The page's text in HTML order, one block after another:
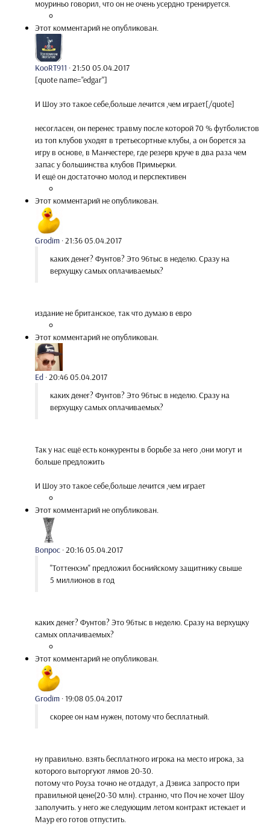
моуриньо говорил, что он не очень усердно тренируется.
Этот комментарий не опубликован.
KooRT911 ·21:50 05.04.2017
[quote name="edgar"]
И Шоу это такое себе,больше лечится ,чем играет[/quote]
несогласен, он перенес травму после которой 70 % футболистов
из топ клубов уходят в третьесортные клубы, а он борется за
игру в основе, в Манчестере, где резерв круче в два раза чем
запас у большинства клубов Примьерки.
И ещё он достаточно молод и перспективен
Этот комментарий не опубликован.
Grodim ·21:36 05.04.2017
каких денег? Фунтов? Это 96тыс в неделю. Сразу на
верхущку самых оплачиваемых?
издание не британское, так что думаю в евро
Этот комментарий не опубликован.
Ed ·20:46 05.04.2017
каких денег? Фунтов? Это 96тыс в неделю. Сразу на
верхущку самых оплачиваемых?
Так у нас ещё есть конкуренты в борьбе за него ,они могут и
больше предложить
И Шоу это такое себе,больше лечится ,чем играет
Этот комментарий не опубликован.
Вопрос ·20:16 05.04.2017
"Тоттенхэм" предложил боснийскому защитнику свыше
5 миллионов в год
каких денег? Фунтов? Это 96тыс в неделю. Сразу на верхущку
самых оплачиваемых?
Этот комментарий не опубликован.
Grodim ·19:08 05.04.2017
скорее он нам нужен, потому что бесплатный.
ну правильно. взять бесплатного игрока на место игрока, за
которого выторгуют лямов 20-30.
потому что Роуза точно не отдадут, а Дэвиса запросто при
правильной цене(20-30 млн). странно, что Поч не хочет Шоу
заполучить. у него же следующим летом контракт истекает и
Маур его готов отпустить.